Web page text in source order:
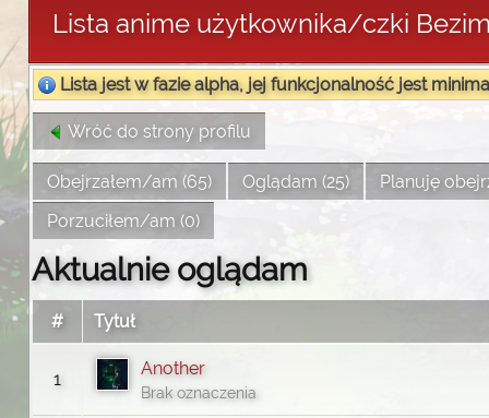
Lista anime użytkownika/czki
Lista jest w fazie alpha, jej funkcjonalność jest
Wróć do strony profilu
Obejrzałem/am (65) Oglądam (25)
Planuję
Porzuciłem/am (0)
Aktualnie oglądam
# Tytuł
1
Another
Brak oznaczenia